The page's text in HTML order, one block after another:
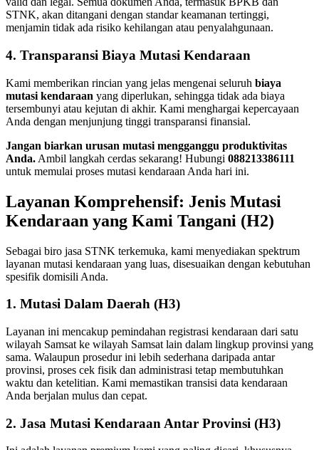
STNK, akan ditangani dengan standar keamanan tertinggi,
menjamin tidak ada risiko kehilangan atau penyalahgunaan.
4. Transparansi Biaya Mutasi Kendaraan
Kami memberikan rincian yang jelas mengenai seluruh biaya
mutasi kendaraan yang diperlukan, sehingga tidak ada biaya
tersembunyi atau kejutan di akhir. Kami menghargai kepercayaan
Anda dengan menjunjung tinggi transparansi finansial.
Jangan biarkan urusan mutasi mengganggu produktivitas
Anda. Ambil langkah cerdas sekarang! Hubungi 088213386111
untuk memulai proses mutasi kendaraan Anda hari ini.
Layanan Komprehensif: Jenis Mutasi
Kendaraan yang Kami Tangani (H2)
Sebagai biro jasa STNK terkemuka, kami menyediakan spektrum
layanan mutasi kendaraan yang luas, disesuaikan dengan kebutuhan
spesifik domisili Anda.
1. Mutasi Dalam Daerah (H3)
Layanan ini mencakup pemindahan registrasi kendaraan dari satu
wilayah Samsat ke wilayah Samsat lain dalam lingkup provinsi yang
sama. Walaupun prosedur ini lebih sederhana daripada antar
provinsi, proses cek fisik dan administrasi tetap membutuhkan
waktu dan ketelitian. Kami memastikan transisi data kendaraan
Anda berjalan mulus dan cepat.
2. Jasa Mutasi Kendaraan Antar Provinsi (H3)